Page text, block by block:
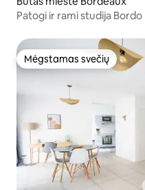
Patogi ir rami studija Bordo
Mėgstamas svečių
Mėgstamas svečių